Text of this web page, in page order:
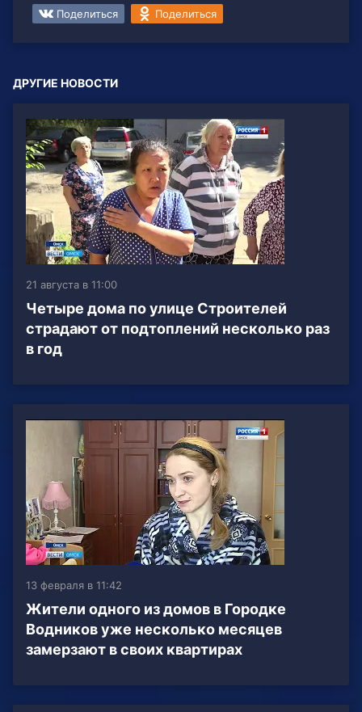
Поделиться Поделиться
ДРУГИЕ НОВОСТИ
21 августа в 11:00
Четыре дома по улице Строителей
страдают от подтоплений несколько раз
в год
13 февраля в 11:42
Жители одного из домов в Городке
Водников уже несколько месяцев
замерзают в своих квартирах